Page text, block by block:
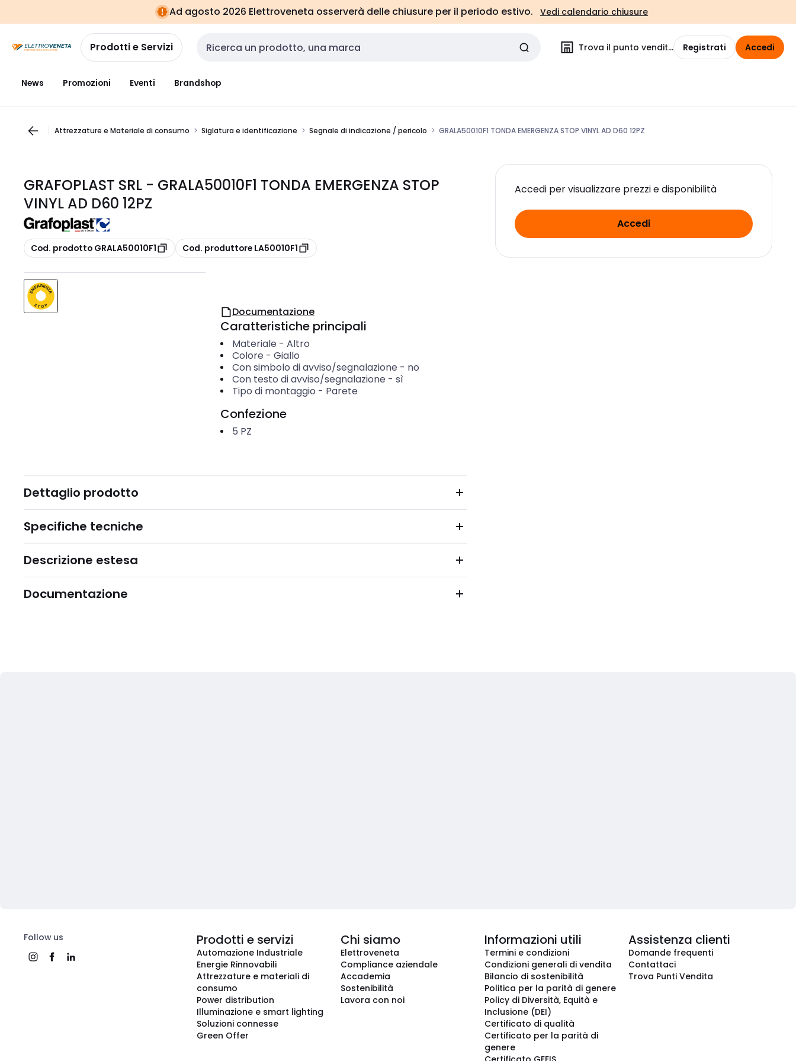
navigazionealla
pagina
Ad agosto 2026 Elettroveneta osserverà delle chiusure per il periodo estivo. Vedi calendario chiusure
Prodotti e Servizi Cerca input Trova il punto vendita Registrati Accedi
News Promozioni Eventi Brandshop
Attrezzature e Materiale di consumo Siglatura e identificazione Segnale di indicazione / pericolo GRALA50010F1 TONDA EMERGENZA STOP VINYL AD D60 12PZ
GRAFOPLAST SRL - GRALA50010F1 TONDA EMERGENZA STOP
VINYL AD D60 12PZ
copia
Cod. prodotto GRALA50010F1 copia
Cod. produttore LA50010F1
Accedi per visualizzare prezzi e disponibilità
Accedi
Documentazione
Caratteristiche principali
Materiale - Altro
Colore - Giallo
Con simbolo di avviso/segnalazione - no
Con testo di avviso/segnalazione - sì
Tipo di montaggio - Parete
Confezione
5 PZ
Dettaglio prodotto
Specifiche tecniche
Descrizione estesa
Documentazione
Follow us Prodotti e servizi
Automazione Industriale
Energie Rinnovabili
Attrezzature e materiali di
consumo
Power distribution
Illuminazione e smart lighting
Soluzioni connesse
Green Offer
Chi siamo
Elettroveneta
Compliance aziendale
Accademia
Sostenibilità
Lavora con noi
Informazioni utili
Termini e condizioni
Condizioni generali di vendita
Bilancio di sostenibilità
Politica per la parità di genere
Policy di Diversità, Equità e
Inclusione (DEI)
Certificato di qualità
Certificato per la parità di
genere
Assistenza clienti
Domande frequenti
Contattaci
Trova Punti Vendita